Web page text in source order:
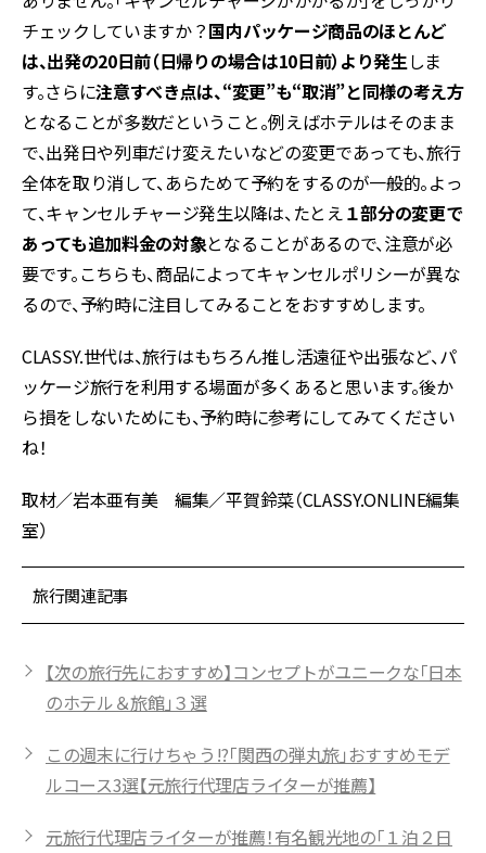
チェックしていますか？国内パッケージ商品のほとんど
は、出発の20日前（日帰りの場合は10日前）より発生しま
す。さらに注意すべき点は、“変更”も“取消”と同様の考え方
となることが多数だということ。例えばホテルはそのまま
で、出発日や列車だけ変えたいなどの変更であっても、旅行
全体を取り消して、あらためて予約をするのが一般的。よっ
て、キャンセルチャージ発生以降は、たとえ１部分の変更で
あっても追加料金の対象となることがあるので、注意が必
要です。こちらも、商品によってキャンセルポリシーが異な
るので、予約時に注目してみることをおすすめします。
CLASSY.世代は、旅行はもちろん推し活遠征や出張など、パ
ッケージ旅行を利用する場面が多くあると思います。後か
ら損をしないためにも、予約時に参考にしてみてください
ね！
取材／岩本亜有美 編集／平賀鈴菜（CLASSY.ONLINE編集
室）
旅行関連記事
【次の旅行先におすすめ】コンセプトがユニークな「日本
のホテル＆旅館」３選
この週末に行けちゃう!?「関西の弾丸旅」おすすめモデ
ルコース3選【元旅行代理店ライターが推薦】
元旅行代理店ライターが推薦！有名観光地の「１泊２日